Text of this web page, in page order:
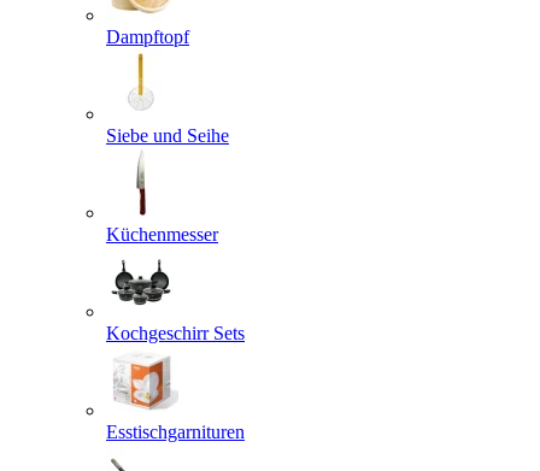
Dampftopf
Siebe und Seihe
Küchenmesser
Kochgeschirr Sets
Esstischgarnituren